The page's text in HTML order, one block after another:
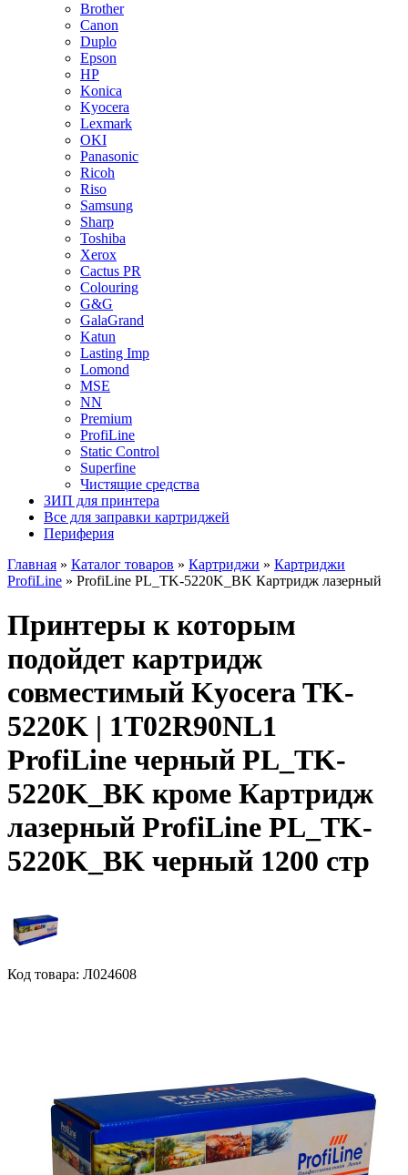
Brother
Canon
Duplo
Epson
HP
Konica
Kyocera
Lexmark
OKI
Panasonic
Ricoh
Riso
Samsung
Sharp
Toshiba
Xerox
Cactus PR
Colouring
G&G
GalaGrand
Katun
Lasting Imp
Lomond
MSE
NN
Premium
ProfiLine
Static Control
Superfine
Чистящие средства
ЗИП для принтера
Все для заправки картриджей
Периферия
Главная » Каталог товаров » Картриджи » Картриджи
ProfiLine » ProfiLine PL_TK-5220K_BK Картридж лазерный
Принтеры к которым
подойдет картридж
совместимый Kyocera TK-
5220K | 1T02R90NL1
ProfiLine черный PL_TK-
5220K_BK кроме Картридж
лазерный ProfiLine PL_TK-
5220K_BK черный 1200 стр
Код товара: Л024608